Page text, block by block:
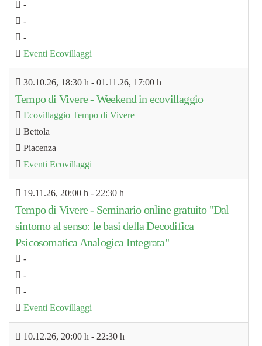
-
-
-
Eventi Ecovillaggi
30.10.26, 18:30 h - 01.11.26, 17:00 h
Tempo di Vivere - Weekend in ecovillaggio
Ecovillaggio Tempo di Vivere
Bettola
Piacenza
Eventi Ecovillaggi
19.11.26, 20:00 h - 22:30 h
Tempo di Vivere - Seminario online gratuito "Dal
sintomo al senso: le basi della Decodifica
Psicosomatica Analogica Integrata"
-
-
-
Eventi Ecovillaggi
10.12.26, 20:00 h - 22:30 h